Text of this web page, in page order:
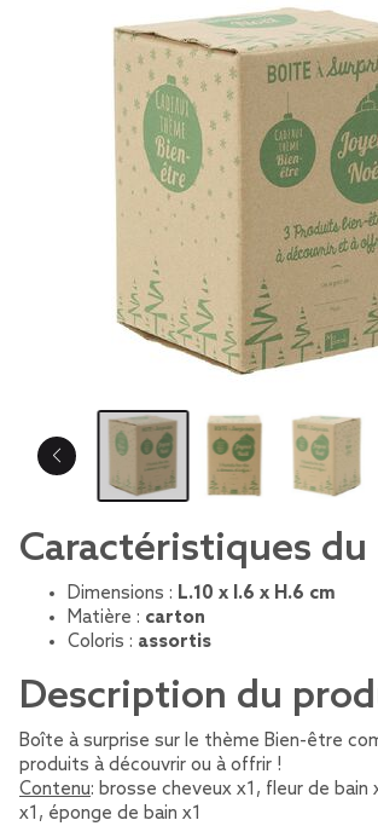
Caractéristiques
Dimensions : L.10 x l.6 x H.6 cm
Matière : carton
Coloris : assortis
Description du
Boîte à surprise sur le thème Bien-être
produits à découvrir ou à offrir !
Contenu: brosse cheveux x1, fleur de bain
x1, éponge de bain x1